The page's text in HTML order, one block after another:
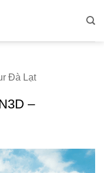
Đà Lạt
–